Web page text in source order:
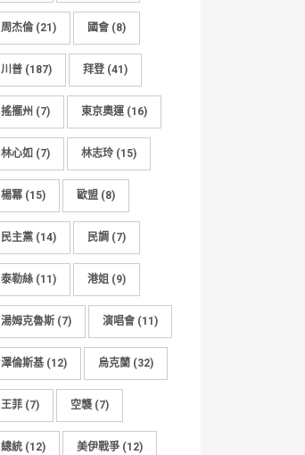
周杰倫 (21) 國會 (8)
川普 (187) 拜登 (41)
搖擺州 (7) 東京奧運(16)
林心如 (7) 林志玲 (15)
楊冪 (15) 歐盟 (8)
民主黨 (14) 民調 (7)
泰勒絲 (11) 港姐 (9)
湯姆克魯斯 (7) 演唱會 (11)
澤倫斯基 (12) 烏克蘭 (32)
王菲 (7) 空襲 (7)
總統 (12) 美伊戰爭 (12)